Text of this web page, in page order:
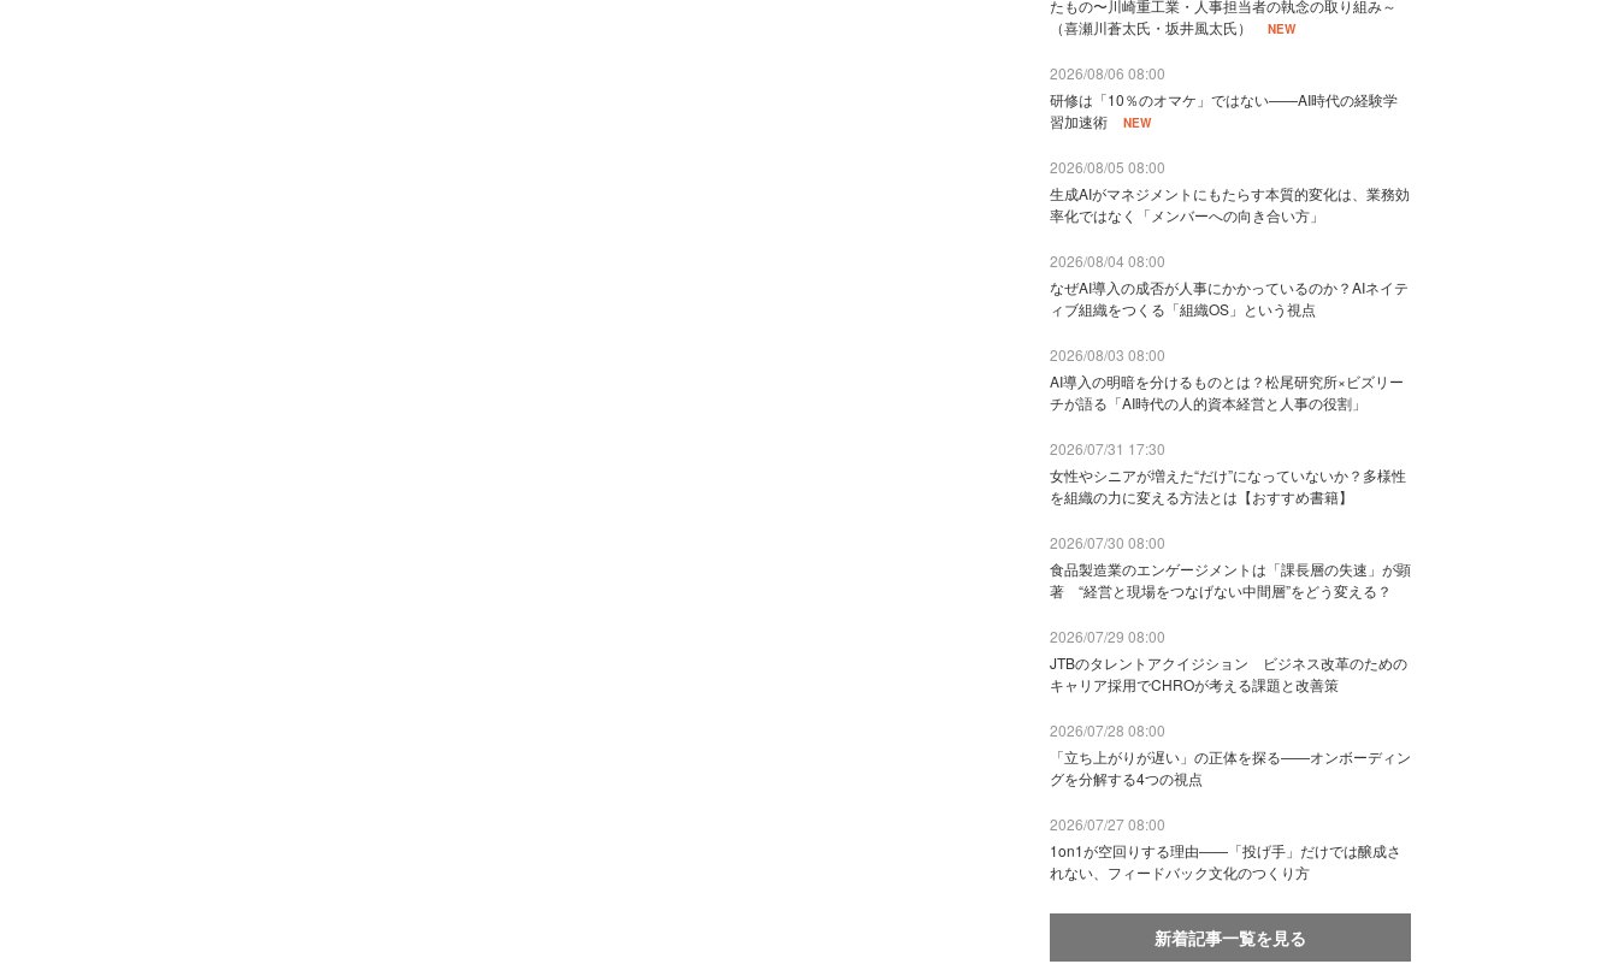
たもの〜川崎重工業・人事担当者の執念の取り組み～
（喜瀬川蒼太氏・坂井風太氏）
NEW
2026/08/06 08:00
研修は「10％のオマケ」ではない——AI時代の経験学
習加速術
NEW
2026/08/05 08:00
生成AIがマネジメントにもたらす本質的変化は、業務効
率化ではなく「メンバーへの向き合い方」
2026/08/04 08:00
なぜAI導入の成否が人事にかかっているのか？AIネイテ
ィブ組織をつくる「組織OS」という視点
2026/08/03 08:00
AI導入の明暗を分けるものとは？松尾研究所×ビズリー
チが語る「AI時代の人的資本経営と人事の役割」
2026/07/31 17:30
女性やシニアが増えた“だけ”になっていないか？多様性
を組織の力に変える方法とは【おすすめ書籍】
2026/07/30 08:00
食品製造業のエンゲージメントは「課長層の失速」が顕
著 “経営と現場をつなげない中間層”をどう変える？
2026/07/29 08:00
JTBのタレントアクイジション ビジネス改革のための
キャリア採用でCHROが考える課題と改善策
2026/07/28 08:00
「立ち上がりが遅い」の正体を探る——オンボーディン
グを分解する4つの視点
2026/07/27 08:00
1on1が空回りする理由——「投げ手」だけでは醸成さ
れない、フィードバック文化のつくり方
新着記事一覧を見る